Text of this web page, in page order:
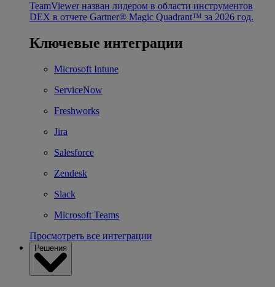
TeamViewer назван лидером в области инструментов
DEX в отчете Gartner® Magic Quadrant™ за 2026 год.
Ключевые интеграции
Microsoft Intune
ServiceNow
Freshworks
Jira
Salesforce
Zendesk
Slack
Microsoft Teams
Просмотреть все интеграции
Решения